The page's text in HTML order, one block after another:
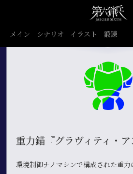
メイン シナリオ イラスト 鍛錬
重力錨『グラヴィティ・ア
環境制御ナノマシンで構成された重力